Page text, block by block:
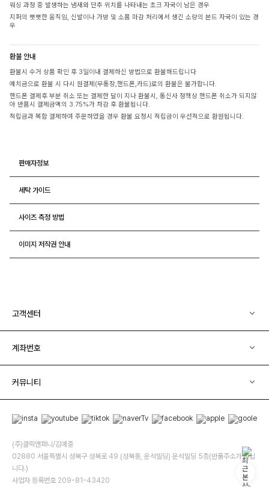
워싱 과정 중 발생하는 냄새와 단추 위치를 나타내는 초크 자국이 남은 경우
지퍼의 뻣뻣한 움직임, 신발이나 가방 및 소품 마감 처리에서 생긴 소량의 본드 자국이 있는 경
우
환불 안내
환불시 수거 상품 확인 후 3일이내 결제하신 방법으로 환불해드립니다
예치금으로 환불 시 다시 원결제(무통장,핸드폰,카드)로의 환불은 불가합니다.
핸드폰 결제후 부분 취소 또는 결제한 달이 지나 환불시, 통신사 정책상 핸드폰 취소가 되지않
아 반품시 결제금액의 3.75%가 차감 후 환불됩니다.
적립금과 복합 결제하여 주문하였을 경우 환불 요청시 적립금이 우선적으로 환원됩니다.
판매자정보
세탁 가이드
사이즈 측정 방법
이미지 저작권 안내
고객센터
계좌번호
커뮤니티
(주)클릭앤퍼니/김예중
02880 서울특별시 성북구 성북로 49 (성북동, 운석빌딩) 운석빌딩 5층(반품주소가 아닙
니다.)
사업자 등록번호 209-81-43420